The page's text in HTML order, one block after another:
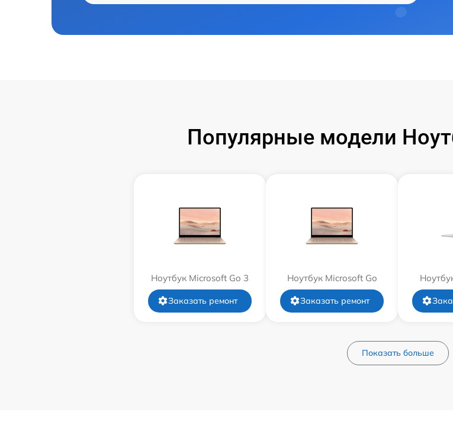
Популярные модели
Ноутбук Microsoft Go 3
Заказать ремонт
Ноутбук Microsoft Go
Заказать ремонт
Показать больше